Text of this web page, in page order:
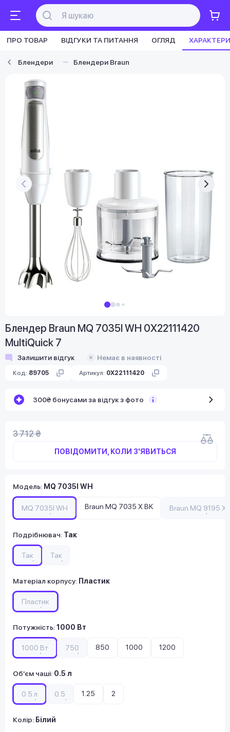
ПРО ТОВАР ВІДГУКИ ТА ПИТАННЯ ОГЛЯД
Блендери Блендери Braun
Блендер Braun MQ 7035I WH 0X22111420
MultiQuick 7
Залишити відгук Немає в наявності
Код: 89705 Артикул: 0X22111420
300₴ бонусами за відгук з фото
3 712 ₴
ПОВІДОМИТИ, КОЛИ З'ЯВИТЬСЯ
Модель: MQ 7035I WH
MQ 7035I WH Braun MQ 7035 X BK Braun MQ 9195
Подрібнювач: Так
Так Так
Матеріал корпусу: Пластик
Пластик
Потужність:1000 Вт
1000 Вт 750 850 1000 1200
Об'єм чаші: 0.5 л
0.5 л 0.5 1.25 2
Колір: Білий